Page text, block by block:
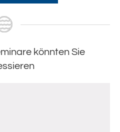
könnten Sie